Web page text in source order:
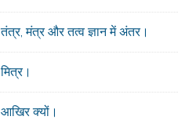
तंत्र, मंत्र और तत्व ज्ञान में अंतर।
मित्र।
आखिर क्यों।